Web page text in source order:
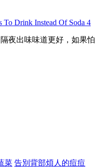
夜出味味道更好，如果怕
菜 告別背部煩人的痘痘